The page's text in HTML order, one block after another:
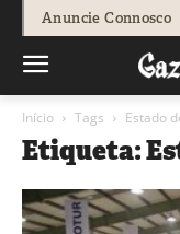
Anuncie Connosco
Início Tags Estado
Etiqueta: